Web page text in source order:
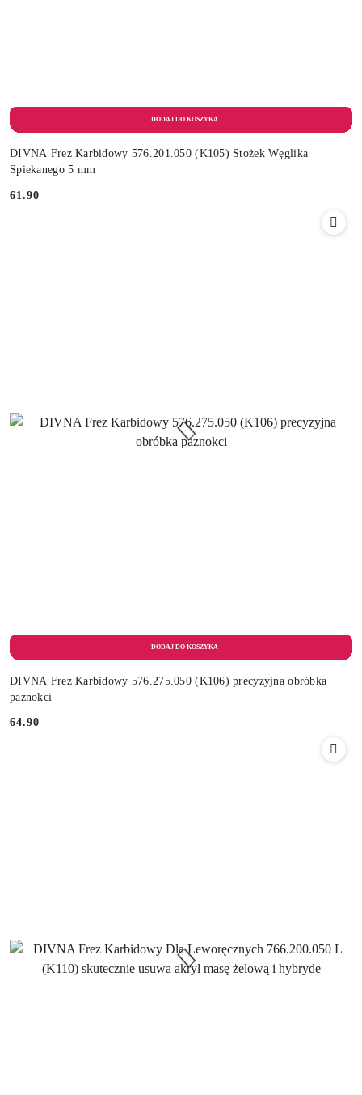
DIVNA Frez Karbidowy 576.201.050 (K105) Stożek Węglika
Spiekanego 5 mm
Cena:
61.90
DIVNA Frez Karbidowy 576.275.050 (K106) precyzyjna obróbka
paznokci
Cena:
64.90